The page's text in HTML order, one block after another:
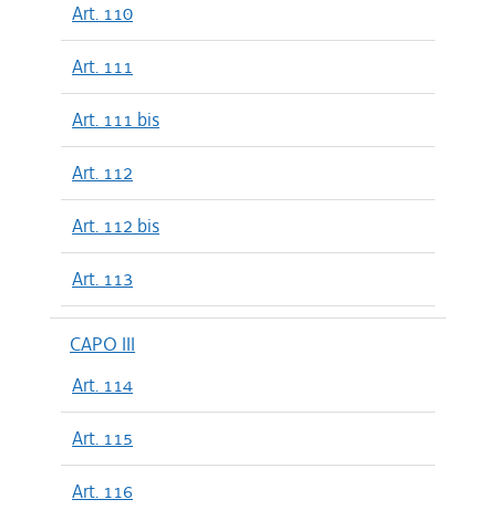
Art. 110
Art. 111
Art. 111 bis
Art. 112
Art. 112 bis
Art. 113
CAPO III
Art. 114
Art. 115
Art. 116